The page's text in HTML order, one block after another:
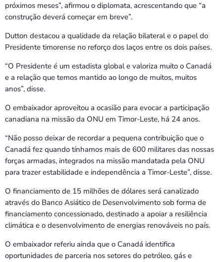
próximos meses”, afirmou o diplomata, acrescentando que “a
construção deverá começar em breve”.
Dutton destacou a qualidade da relação bilateral e o papel do
Presidente timorense no reforço dos laços entre os dois países.
“O Presidente é um estadista global e valoriza muito o Canadá
e a relação que temos mantido ao longo de muitos, muitos
anos”, disse.
O embaixador aproveitou a ocasião para evocar a participação
canadiana na missão da ONU em Timor-Leste, há 24 anos.
“Não posso deixar de recordar a pequena contribuição que o
Canadá fez quando tínhamos mais de 600 militares das nossas
forças armadas, integrados na missão mandatada pela ONU
para trazer estabilidade e independência a Timor-Leste”, disse.
O financiamento de 15 milhões de dólares será canalizado
através do Banco Asiático de Desenvolvimento sob forma de
financiamento concessionado, destinado a apoiar a resiliência
climática e o desenvolvimento de energias renováveis no país.
O embaixador referiu ainda que o Canadá identifica
oportunidades de parceria nos setores do petróleo, gás e